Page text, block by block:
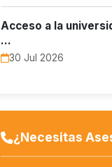
Acceso a la
…
30 Jul 2026
¿Necesitas